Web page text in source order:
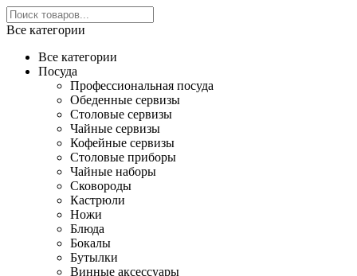
Все категории
Все категории
Посуда
Профессиональная посуда
Обеденные сервизы
Столовые сервизы
Чайные сервизы
Кофейные сервизы
Столовые приборы
Чайные наборы
Сковороды
Кастрюли
Ножи
Блюда
Бокалы
Бутылки
Винные аксессуары